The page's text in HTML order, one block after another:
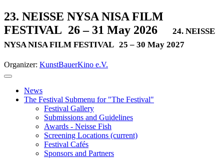
23. NEISSE NYSA NISA FILM
FESTIVAL 26 – 31 May 2026
24. NEISSE
NYSA NISA FILM FESTIVAL 25 – 30 May 2027
Organizer: KunstBauerKino e.V.
News
The Festival Submenu for "The Festival"
Festival Gallery
Submissions and Guidelines
Awards - Neisse Fish
Screening Locations (current)
Festival Cafés
Sponsors and Partners